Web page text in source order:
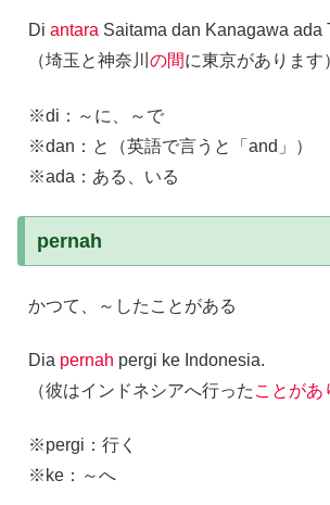
Di antara Saitama dan Kanagawa ada
（埼玉と神奈川 の間に東京があります
※di：～に、～で
※dan：と（英語で言うと「and」）
※ada：ある、いる
pernah
かつて、～したことがある
Dia pernah pergi ke Indonesia.
（彼はインドネシアへ行った ことがあ
※pergi：行く
※ke：～へ